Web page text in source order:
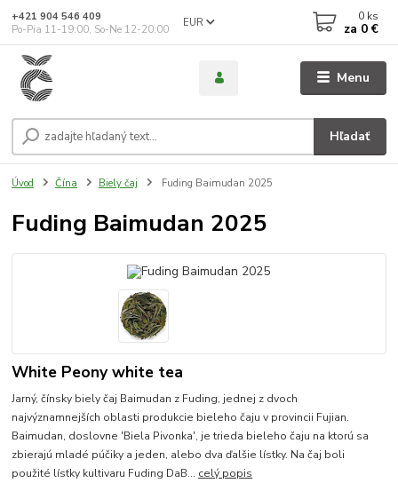
Menu
EUR
Hľadať
+421 904 546 409
Po-Pia 11-19:00, So-Ne 12-20:00
0 ks
za 0 €
Úvod Čína Biely čaj Fuding Baimudan 2025
Fuding Baimudan 2025
White Peony white tea
Jarný, čínsky biely čaj Baimudan z Fuding, jednej z dvoch
najvýznamnejších oblasti produkcie bieleho čaju v provincii Fujian.
Baimudan, doslovne 'Biela Pivonka', je trieda bieleho čaju na ktorú sa
zbierajú mladé púčiky a jeden, alebo dva ďalšie lístky. Na čaj boli
použité lístky kultivaru Fuding DaB... celý popis